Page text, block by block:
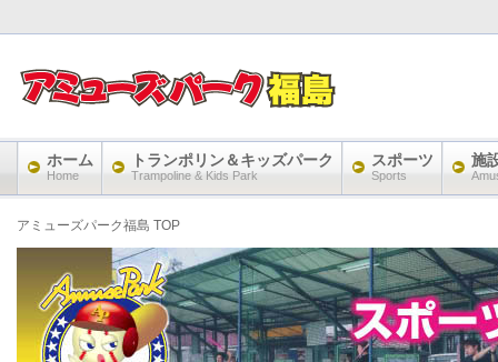
アミューズパーク福島 TOP
ホーム
Home
トランポリン＆キッズパーク
Trampoline & Kids Park
スポーツ
Sports
施